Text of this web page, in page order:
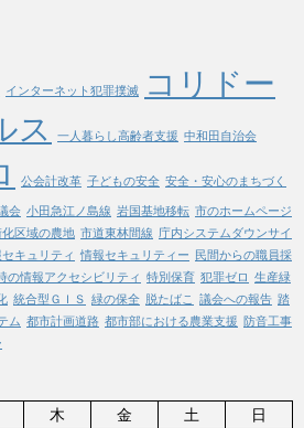
インターネット犯罪撲滅
コリドー
ス
一人暮らし高齢者支援 中和田自治会
公会計改革 子どもの安全 安全・安心のまちづく
会 小田急江ノ島線 岩国基地移転 市のホームページ
区域の農地 市道東林間線 庁内システムダウンサイ
キュリティ 情報セキュリティー 民間からの職員採
の情報アクセシビリティ 特別保育 犯罪ゼロ 生産緑
統合型ＧＩＳ 緑の保全 脱たばこ 議会への報告 踏
ム 都市計画道路 都市部における農業支援 防音工事
木 金 土 日